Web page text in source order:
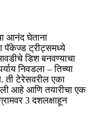
आनंद घेताना
पॅकेज्ड ट्रीट्समध्ये
डिश बनवण्याचा
निवडला – तिच्या
ती टेरेसवरील एका
आहे आणि तयारीचा एक
3 दशलक्षाहून